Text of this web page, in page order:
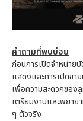
คำถามที่พบบ่อย
ก่อนการเปิดจำหน่าย
แสดงและการเปิดขา
เพื่อความสะดวกของ
เตรียมงานและพยาย
ๆ ตัวจริง